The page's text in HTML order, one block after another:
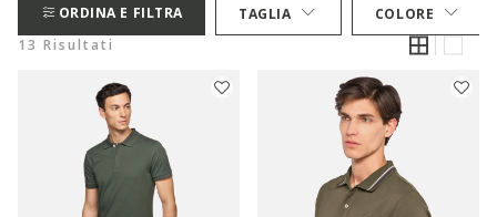
ORDINA E FILTRA TAGLIA
COLORE
13 Risultati